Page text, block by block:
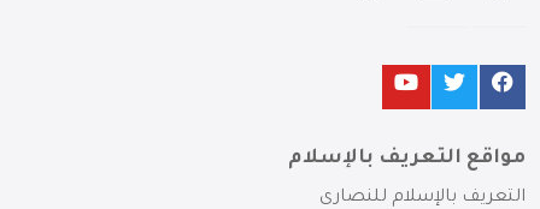
مواقع التعريف بالإسلام
التعريف بالإسلام للنصارى